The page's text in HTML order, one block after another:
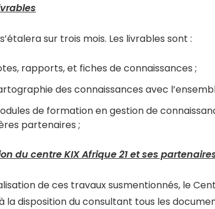
sur trois mois. Les livrables sont :
rapports, et fiches de connaissances ;
des connaissances avec
de formation en gestion de
partenaires ;
du centre KIX Afrique 21 et ses
de ces travaux susmentionnés, le
disposition du consultant tous les